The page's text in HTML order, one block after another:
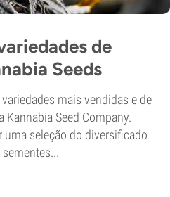
de
Seeds
mais vendidas e de
Kannabia Seed Company.
uma seleção do diversificado